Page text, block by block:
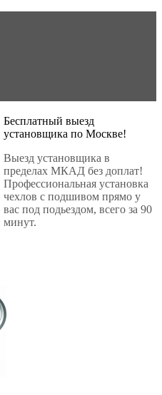
Бесплатный выезд
установщика по Москве!
Выезд установщика в
пределах МКАД без доплат!
Профессиональная установка
чехлов с подшивом прямо у
вас под подьездом, всего за 90
минут.